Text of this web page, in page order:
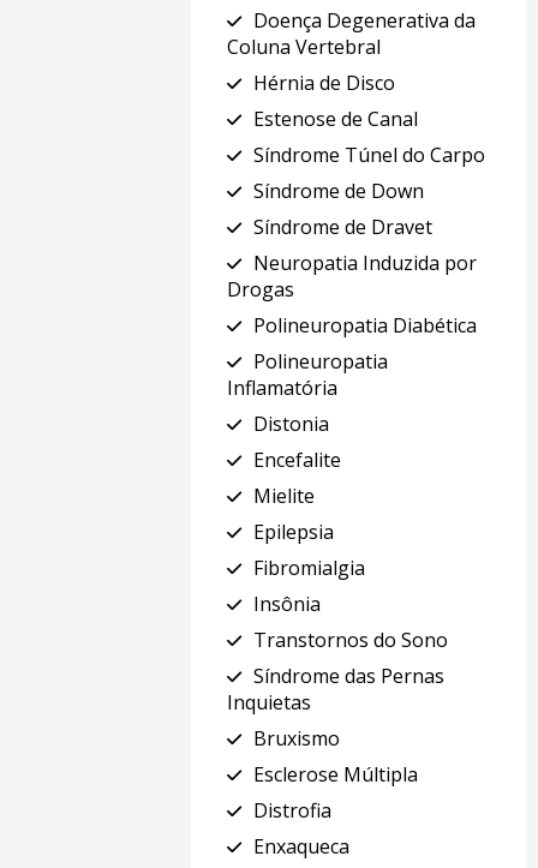
Doença Degenerativa da
Coluna Vertebral
Hérnia de Disco
Estenose de Canal
Síndrome Túnel do Carpo
Síndrome de Down
Síndrome de Dravet
Neuropatia Induzida por
Drogas
Polineuropatia Diabética
Polineuropatia
Inflamatória
Distonia
Encefalite
Mielite
Epilepsia
Fibromialgia
Insônia
Transtornos do Sono
Síndrome das Pernas
Inquietas
Bruxismo
Esclerose Múltipla
Distrofia
Enxaqueca